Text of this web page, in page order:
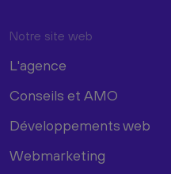
Notre site web
L'agence
Conseils et AMO
Développements web
Webmarketing